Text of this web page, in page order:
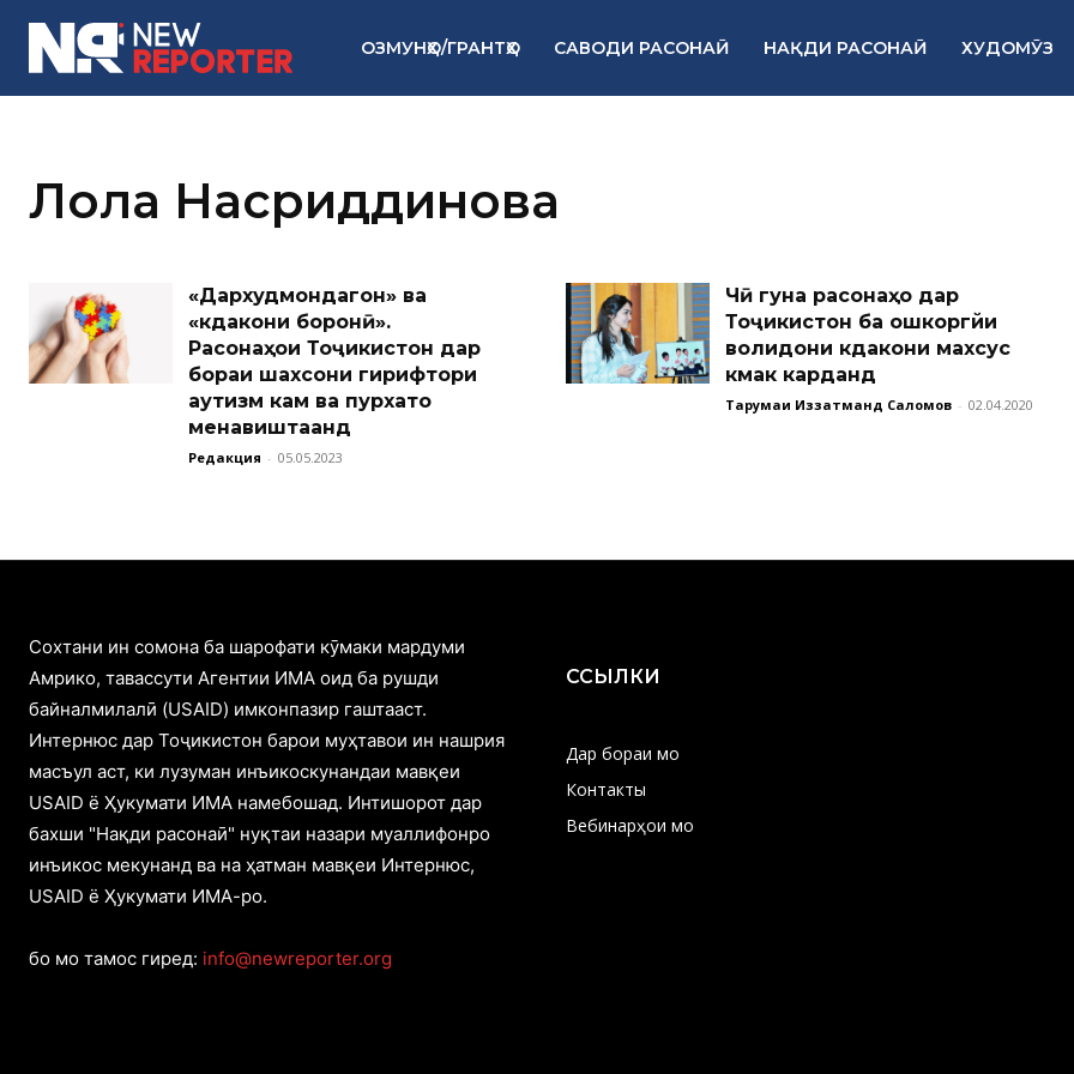
ОЗМУНҲО/ГРАНТҲО САВОДИ РАСОНАӢ НАҚДИ РАСОНАӢ ХУДОМӮЗ
Лола Насриддинова
«Дархудмондагон» ва
«кӯдакони боронӣ».
Расонаҳои Тоҷикистон дар
бораи шахсони гирифтори
аутизм кам ва пурхато
менавиштаанд
Редакция - 05.05.2023
Чӣ гуна расонаҳо дар
Тоҷикистон ба ошкоргӯйи
волидони кӯдакони махсус
кӯмак карданд
Тарҷумаи Иззатманд Саломов - 02.04.2020
Cохтани ин сомона ба шарофати кӯмаки мардуми
Амрико, тавассути Агентии ИМА оид ба рушди
байналмилалӣ (USAID) имконпазир гаштааст.
Интернюс дар Тоҷикистон барои муҳтавои ин нашрия
масъул аст, ки лузуман инъикоскунандаи мавқеи
USAID ё Ҳукумати ИМА намебошад. Интишорот дар
бахши "Нақди расонаӣ" нуқтаи назари муаллифонро
инъикос мекунанд ва на ҳатман мавқеи Интернюс,
USAID ё Ҳукумати ИМА-ро.
бо мо тамос гиред: info@newreporter.org
ССЫЛКИ
Дар бораи мо
Контакты
Вебинарҳои мо